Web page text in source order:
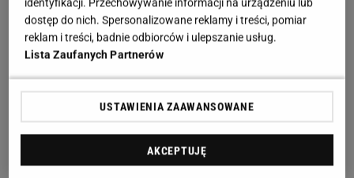
czy kowbojkami, pokazując, żeskinny nie są już
reliktemjednej estetyki, ale uniwersalnym
narzędziem do tworzenia stylizacji w wielu stylach.
dostęp do nich. Spersonalizowane reklamy i treści, pomiar
reklam i treści, badnie odbiorców i ulepszanie usług.
Lista Zaufanych Partnerów
USTAWIENIA ZAAWANSOWANE
AKCEPTUJĘ